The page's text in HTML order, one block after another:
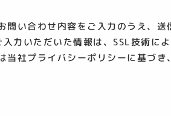
問い合わせ内容をご入力のうえ、送
力いただいた情報は、SSL技術に
当社プライバシーポリシーに基づき